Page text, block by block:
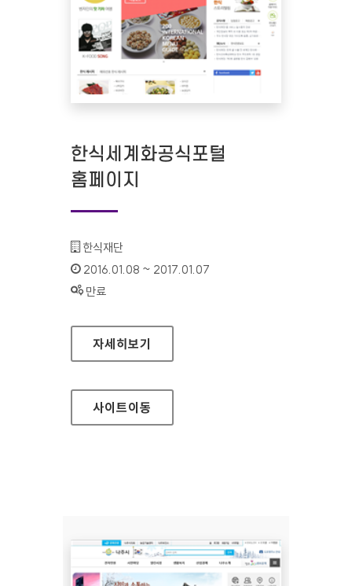
한식세계화공식포털
홈페이지
기관명 :
한식재단
인증기간 :
2016.01.08 ~ 2017.01.07
상태 :
만료
한식세계화공식포털 홈페이지
자세히보기
사이트이동